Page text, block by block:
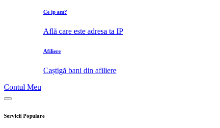
Ce ip am?
Află care este adresa ta IP
Afiliere
Caștigă bani din afiliere
Contul Meu
Servicii Populare